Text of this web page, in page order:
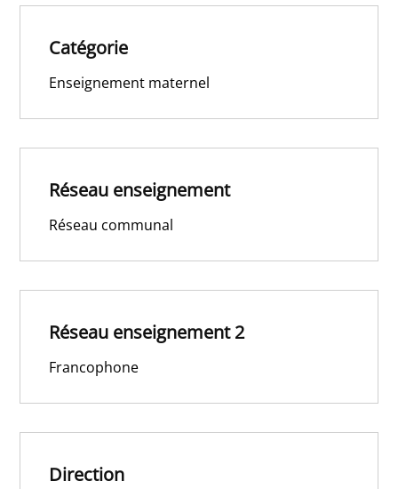
Catégorie
Enseignement maternel
Réseau enseignement
Réseau communal
Réseau enseignement 2
Francophone
Direction